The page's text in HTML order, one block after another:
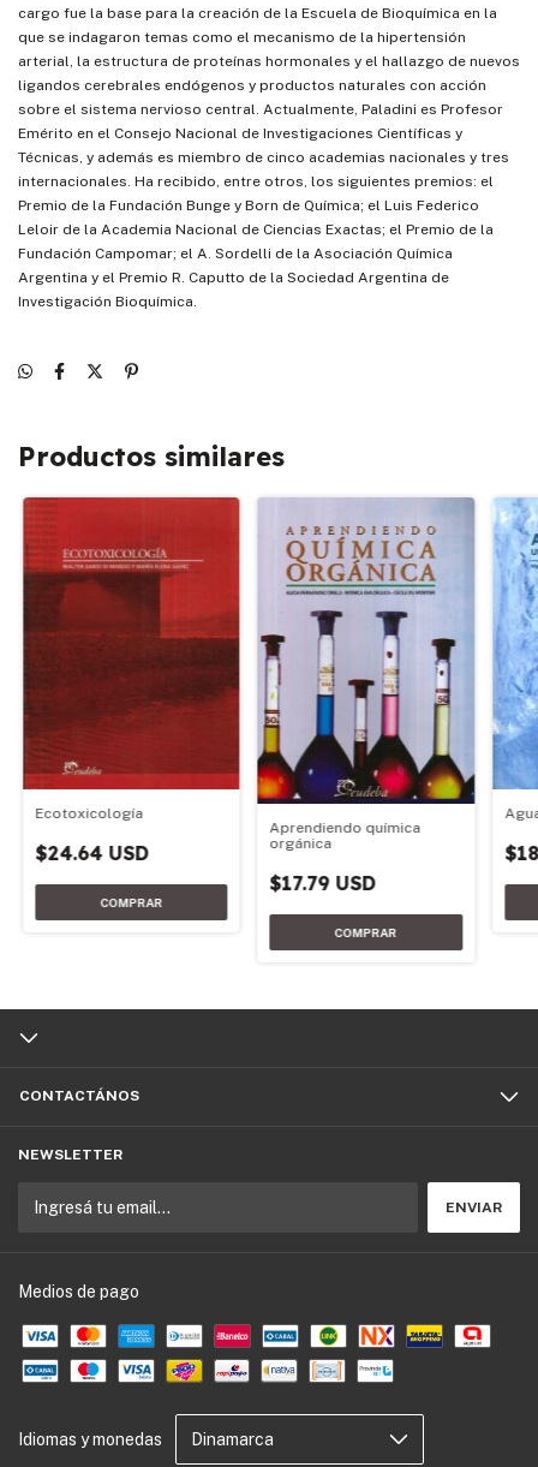
cargo fue la base para la creación de la Escuela de Bioquímica en la
que se indagaron temas como el mecanismo de la hipertensión
arterial, la estructura de proteínas hormonales y el hallazgo de nuevos
ligandos cerebrales endógenos y productos naturales con acción
sobre el sistema nervioso central. Actualmente, Paladini es Profesor
Emérito en el Consejo Nacional de Investigaciones Científicas y
Técnicas, y además es miembro de cinco academias nacionales y tres
internacionales. Ha recibido, entre otros, los siguientes premios: el
Premio de la Fundación Bunge y Born de Química; el Luis Federico
Leloir de la Academia Nacional de Ciencias Exactas; el Premio de la
Fundación Campomar; el A. Sordelli de la Asociación Química
Argentina y el Premio R. Caputto de la Sociedad Argentina de
Investigación Bioquímica.
Productos similares
Ecotoxicología
$24.64 USD
Aprendiendo química
orgánica
$17.79 USD
CONTACTÁNOS
NEWSLETTER
Medios de pago
Idiomas y monedas